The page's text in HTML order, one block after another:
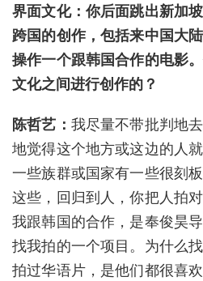
界面文化：你后面跳出新加
跨国的创作，包括来中国大
操作一个跟韩国合作的电影
文化之间进行创作的？
陈哲艺： 我尽量不带批判地
地觉得这个地方或这边的人
一些族群或国家有一些很刻
这些，回归到人，你把人拍
我跟韩国的合作，是奉俊昊
找我拍的一个项目。为什么
拍过华语片，是他们都很喜